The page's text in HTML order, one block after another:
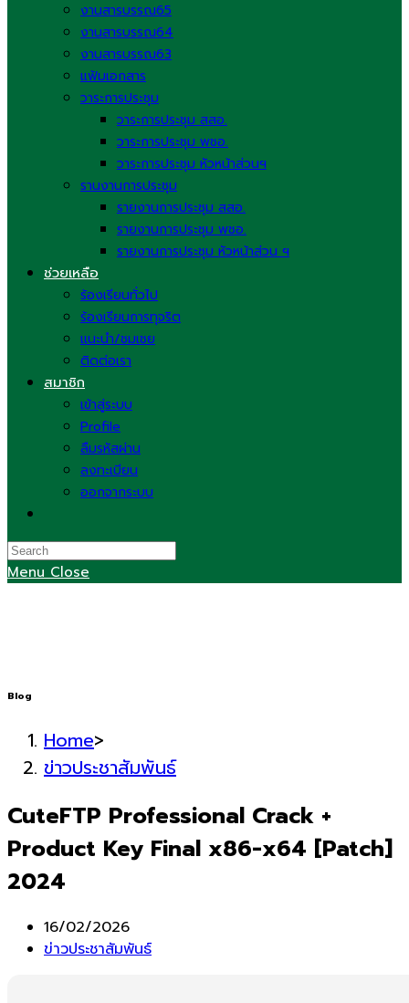
งานสารบรรณ65
งานสารบรรณ64
งานสารบรรณ63
แฟ้มเอกสาร
วาระการประชุม
วาระการประชุม สสอ.
วาระการประชุม พชอ.
วาระการประชุม หัวหน้าส่วนฯ
รานงานการประชุม
รายงานการประชุม สสอ.
รายงานการประชุม พชอ.
รายงานการประชุม หัวหน้าส่วน ฯ
ช่วยเหลือ
ร้องเรียนทั่วไป
ร้องเรียนการทุจริต
แนะนำ/ชมเชย
ติดต่อเรา
สมาชิก
เข้าสู่ระบบ
Profile
ลืมรหัสผ่าน
ลงทะเบียน
ออกจากระบบ
search
Menu Close
Blog
Home>
ข่าวประชาสัมพันธ์
CuteFTP Professional Crack +
Product Key Final x86-x64 [Patch]
2024
Post
published:
16/02/2026
Post
ข่าวประชาสัมพันธ์